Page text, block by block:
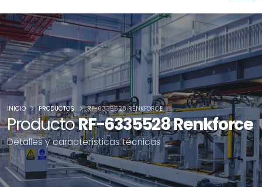
ProductoRF-6335528 Renkforce
Detalles y características técnicas
INICIO PRODUCTOS RF-6335528 RENKFORCE